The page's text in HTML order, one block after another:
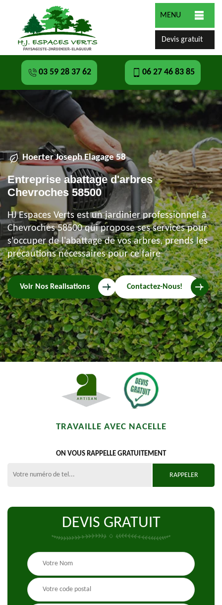
MENU
Devis gratuit
03 59 28 37 62 06 27 46 83 85
Hoerter Joseph Elagage 58
Entreprise abattage d'arbres
Chevroches 58500
HJ Espaces Verts est un jardinier professionnel à
Chevroches 58500 qui propose ses services pour
s'occuper de l'abattage de vos arbres, prends les
précautions nécessaires pour ce faire
Voir Nos Realisations Contactez-Nous!
TRAVAILLE AVEC NACELLE
ON VOUS RAPPELLE GRATUITEMENT
DEVIS GRATUIT